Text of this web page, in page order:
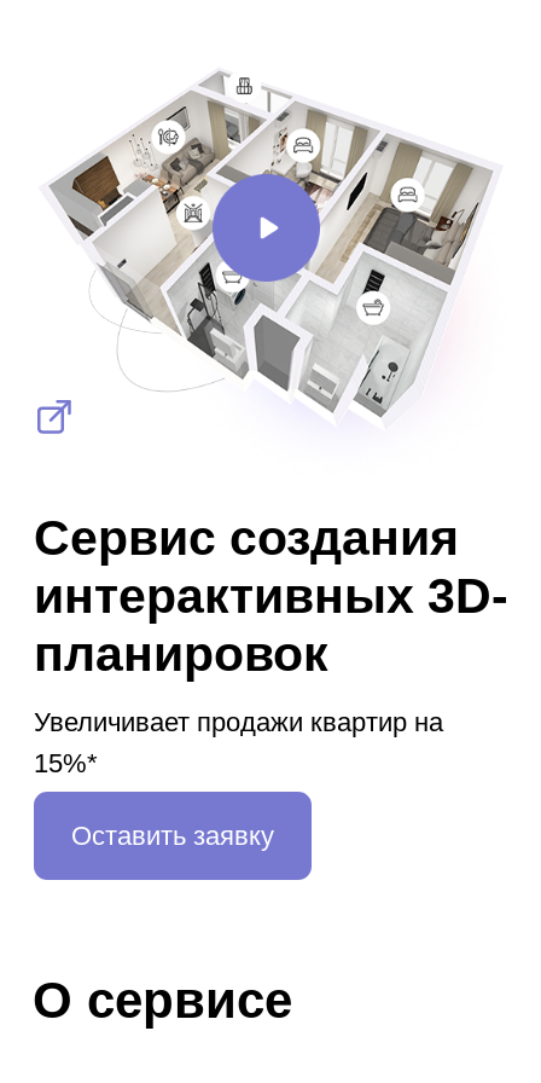
Сервис создания
интерактивных 3D-
Увеличивает продажи квартир на
15%*
Оставить заявку
О сервисе